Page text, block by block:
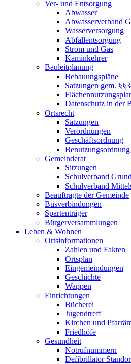
Ver- und Entsorgung
Abwasser
Abwasserverband
Wasserversorgung
Abfallentsorgung
Strom und Gas
Kaminkehrer
Bauleitplanung
Bebauungspläne
Satzungen gem.
Datenschutz in der
Ortsrecht
Satzungen
Verordnungen
Geschäftsordnung
Benutzungsordnung
Gemeinderat
Sitzungen
Schulverband
Schulverband
Beauftragte der Gemeinde
Busverbindungen
Spartenträger
Bürgerversammlungen
Leben & Wohnen
Ortsinformationen
Zahlen und Fakten
Ortsplan
Eingemeindungen
Geschichte
Wappen
Einrichtungen
Bücherei
Jugendtreff
Kirchen und
Friedhöfe
Gesundheit
Notrufnummern
Defibrillator